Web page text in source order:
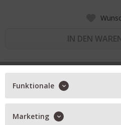
IN DEN
BESCHREIBUNG
Oui Midirock aus reiner
tailliert geschnitten
Funktionale
Marketing